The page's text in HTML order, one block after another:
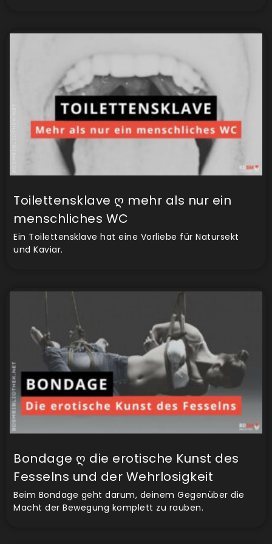
Toilettensklave ღ mehr als nur ein
menschliches WC
Ein Toilettensklave hat eine Vorliebe für Natursekt
und Kaviar.
Bondage ღ die erotische Kunst des
Fesselns und der Wehrlosigkeit
Beim Bondage geht darum, deinem Gegenüber die
Macht der Bewegung komplett zu rauben.